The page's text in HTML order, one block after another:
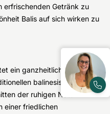
erfrischenden Getränk zu
Balis auf sich wirken zu
ein ganzheitliches
balinesischen
der ruhigen Natur
einer friedlichen